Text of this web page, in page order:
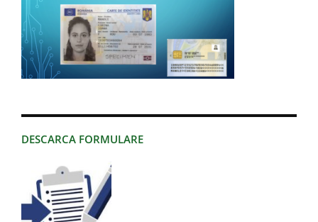
DESCARCA FORMULARE